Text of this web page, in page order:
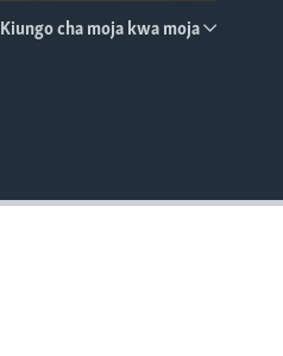
EMBED
Kiungo cha moja kwa moja